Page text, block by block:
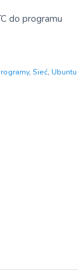
do programu
, Sieć, Ubuntu